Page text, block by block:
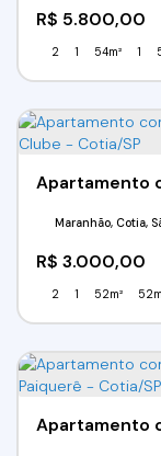
R$ 5.800,00
2 1 54m² 1
R$ 3.000,00
Maranhão, Cotia,
2 1 52m²